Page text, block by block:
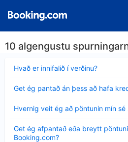
10 algengustu
Hvað er innifalið í verðinu?
sýnt
Get ég pantað án þess að hafa
sýnt
Hvernig veit ég að pöntunin mín sé
sýnt
Get ég afpantað eða breytt
Booking.com?
sýnt